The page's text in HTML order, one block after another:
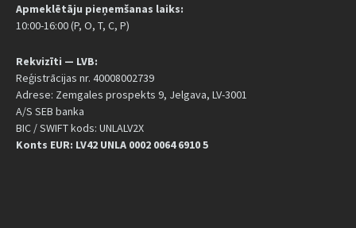
Apmeklētāju pieņemšanas laiks:
10:00-16:00 (P, O, T, C, P)
Rekvizīti — LVB:
Reģistrācijas nr. 40008002739
Adrese: Zemgales prospekts 9, Jelgava, LV-3001
A/S SEB banka
BIC / SWIFT kods: UNLALV2X
Konts EUR: LV42 UNLA 0002 0064 6910 5